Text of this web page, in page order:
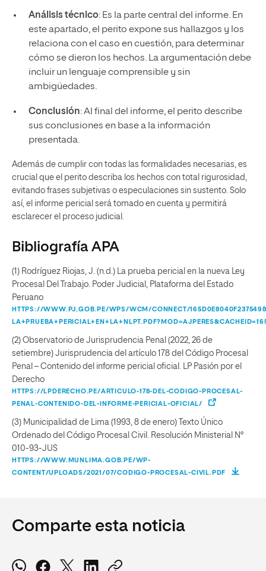
Análisis técnico: Es la parte central del informe. En
este apartado, el perito expone sus hallazgos y los
relaciona con el caso en cuestión, para determinar
cómo se dieron los hechos. La argumentación debe
incluir un lenguaje comprensible y sin
ambigüedades.
Conclusión: Al final del informe, el perito describe
sus conclusiones en base a la información
presentada.
Además de cumplir con todas las formalidades necesarias, es
crucial que el perito describa los hechos con total rigurosidad,
evitando frases subjetivas o especulaciones sin sustento. Solo
así, el informe pericial será tomado en cuenta y permitirá
esclarecer el proceso judicial.
Bibliografía APA
(1) Rodríguez Riojas, J. (n.d.) La prueba pericial en la nueva Ley
Procesal Del Trabajo. Poder Judicial, Plataforma del Estado
Peruano
HTTPS://WWW.PJ.GOB.PE/WPS/WCM/CONNECT/
(2) Observatorio de Jurisprudencia Penal (2022, 26 de
setiembre) Jurisprudencia del artículo 178 del Código Procesal
Penal – Contenido del informe pericial oficial. LP Pasión por el
Derecho
HTTPS://LPDERECHO.PE/ARTICULO-178-DEL-CODIGO-PROCESAL-
PENAL-CONTENIDO-DEL-INFORME-PERICIAL-OFICIAL/
(3) Municipalidad de Lima (1993, 8 de enero) Texto Único
Ordenado del Código Procesal Civil. Resolución Ministerial N°
010-93-JUS
HTTPS://WWW.MUNLIMA.GOB.PE/WP-
CONTENT/UPLOADS/2021/07/CODIGO-PROCESAL-CIVIL.PDF
Comparte esta noticia